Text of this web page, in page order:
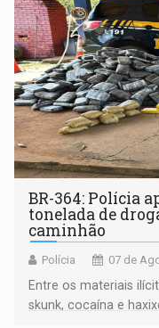
BR-364: Polícia
tonelada de
caminhão
Polícia 07 de
Entre os materiais
skunk, cocaína e